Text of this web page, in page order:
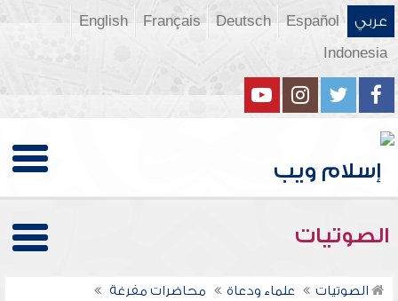
عربي Español
Deutsch
Français
English
Indonesia
الصوتيات
الصوتيات علماء ودعاة
محاضرات مفرغة